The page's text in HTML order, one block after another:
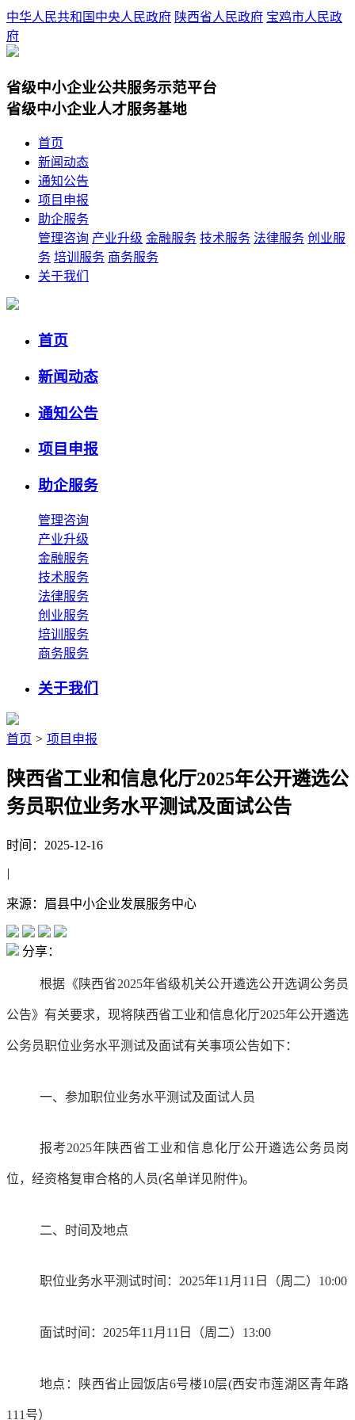
中华人民共和国中央人民政府 陕西省人民政府 宝鸡市人民政
府
省级中小企业公共服务示范平台
省级中小企业人才服务基地
首页
新闻动态
通知公告
项目申报
助企服务
管理咨询 产业升级 金融服务 技术服务 法律服务 创业服
务 培训服务 商务服务
关于我们
首页
新闻动态
通知公告
项目申报
助企服务
管理咨询
产业升级
金融服务
技术服务
法律服务
创业服务
培训服务
商务服务
关于我们
首页 > 项目申报
陕西省工业和信息化厅2025年公开遴选公
务员职位业务水平测试及面试公告
时间：2025-12-16
|
来源：眉县中小企业发展服务中心
分享：
根据《陕西省2025年省级机关公开遴选公开选调公务员
公告》有关要求，现将陕西省工业和信息化厅2025年公开遴选
公务员职位业务水平测试及面试有关事项公告如下：
一、参加职位业务水平测试及面试人员
报考2025年陕西省工业和信息化厅公开遴选公务员岗
位，经资格复审合格的人员(名单详见附件)。
二、时间及地点
职位业务水平测试时间：2025年11月11日（周二）10:00
面试时间：2025年11月11日（周二）13:00
地点：陕西省止园饭店6号楼10层(西安市莲湖区青年路
111号）